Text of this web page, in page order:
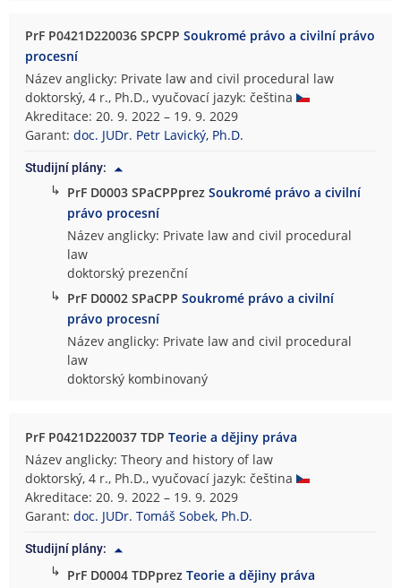
PrF P0421D220036 SPCPPSoukromé právo a civilní právo
procesní
Název anglicky: Private law and civil procedural law
doktorský, 4 r., Ph.D., vyučovací jazyk: čeština
Akreditace: 20. 9. 2022 – 19. 9. 2029
Garant:doc. JUDr. Petr Lavický, Ph.D.
Studijní plány:
↳ PrF D0003 SPaCPPprezSoukromé právo a civilní
právo procesní
Název anglicky: Private law and civil procedural
law
doktorský prezenční
↳ PrF D0002 SPaCPPSoukromé právo a civilní
právo procesní
Název anglicky: Private law and civil procedural
law
doktorský kombinovaný
PrF P0421D220037 TDPTeorie a dějiny práva
Název anglicky: Theory and history of law
doktorský, 4 r., Ph.D., vyučovací jazyk: čeština
Akreditace: 20. 9. 2022 – 19. 9. 2029
Garant:doc. JUDr. Tomáš Sobek, Ph.D.
Studijní plány:
↳ PrF D0004 TDPprezTeorie a dějiny práva